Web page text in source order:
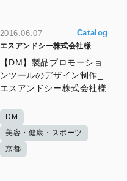
2016.06.07 Catalog
エスアンドシー株式会社様
【DM】製品プロモーショ
ンツールのデザイン制作_
エスアンドシー株式会社様
DM
美容・健康・スポーツ
京都